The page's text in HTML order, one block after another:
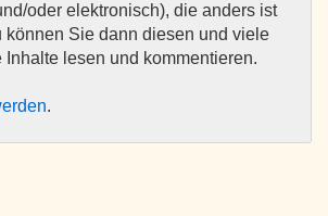
oder elektronisch), die anders ist
können Sie dann diesen und viele
lesen und kommentieren.
.